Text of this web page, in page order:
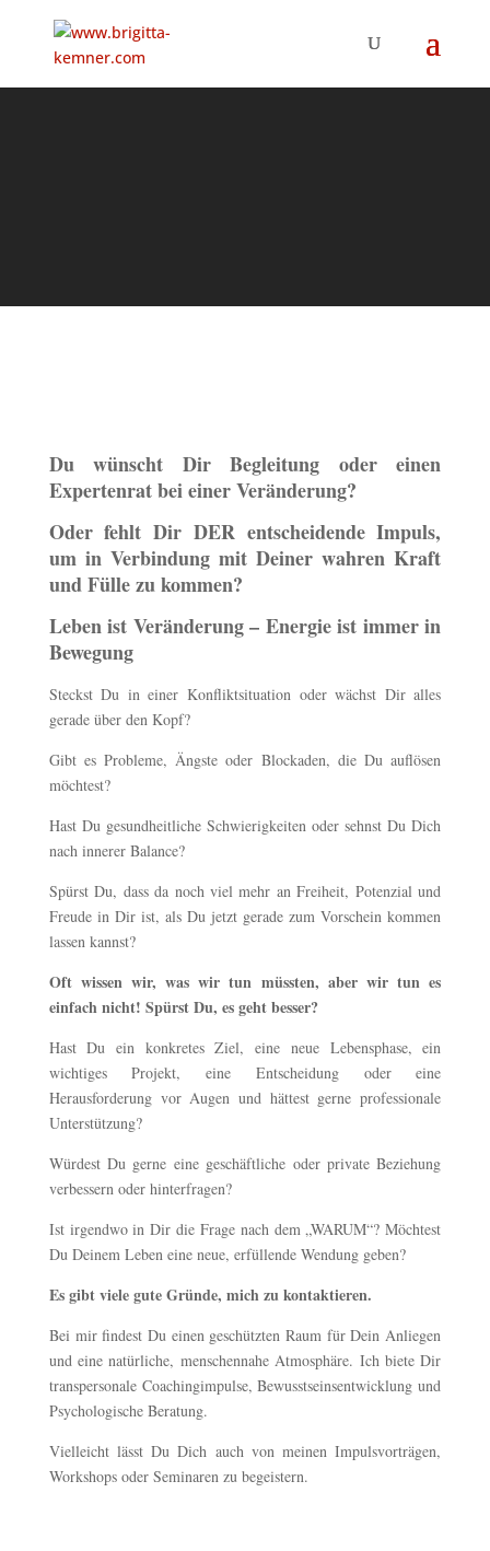
Du wünscht Dir Begleitung oder einen
Expertenrat bei einer Veränderung?
Oder fehlt Dir DER entscheidende Impuls,
um in Verbindung mit Deiner wahren Kraft
und Fülle zu kommen?
Leben ist Veränderung – Energie ist immer in
Bewegung
Steckst Du in einer Konfliktsituation oder wächst Dir alles
gerade über den Kopf?
Gibt es Probleme, Ängste oder Blockaden, die Du auflösen
möchtest?
Hast Du gesundheitliche Schwierigkeiten oder sehnst Du Dich
nach innerer Balance?
Spürst Du, dass da noch viel mehr an Freiheit, Potenzial und
Freude in Dir ist, als Du jetzt gerade zum Vorschein kommen
lassen kannst?
Oft wissen wir, was wir tun müssten, aber wir tun es
einfach nicht! Spürst Du, es geht besser?
Hast Du ein konkretes Ziel, eine neue Lebensphase, ein
wichtiges Projekt, eine Entscheidung oder eine
Herausforderung vor Augen und hättest gerne professionale
Unterstützung?
Würdest Du gerne eine geschäftliche oder private Beziehung
verbessern oder hinterfragen?
Ist irgendwo in Dir die Frage nach dem „WARUM“? Möchtest
Du Deinem Leben eine neue, erfüllende Wendung geben?
Es gibt viele gute Gründe, mich zu kontaktieren.
Bei mir findest Du einen geschützten Raum für Dein Anliegen
und eine natürliche, menschennahe Atmosphäre. Ich biete Dir
transpersonale Coachingimpulse, Bewusstseinsentwicklung und
Psychologische Beratung.
Vielleicht lässt Du Dich auch von meinen Impulsvorträgen,
Workshops oder Seminaren zu begeistern.